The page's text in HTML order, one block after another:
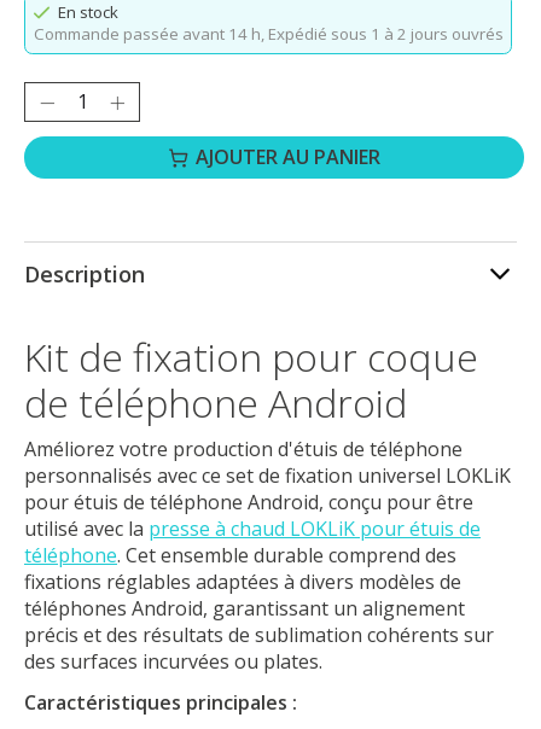
En stock
Commande passée avant 14 h, Expédié sous 1 à 2 jours ouvrés
Quantité :
AJOUTER AU PANIER
Description
Kit de fixation pour coque
de téléphone Android
Améliorez votre production d'étuis de téléphone
personnalisés avec ce set de fixation universel LOKLiK
pour étuis de téléphone Android, conçu pour être
utilisé avec la presse à chaud LOKLiK pour étuis de
téléphone. Cet ensemble durable comprend des
fixations réglables adaptées à divers modèles de
téléphones Android, garantissant un alignement
précis et des résultats de sublimation cohérents sur
des surfaces incurvées ou plates.
Caractéristiques principales :